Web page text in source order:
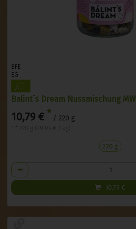
BFE
EG
Balint´s Dream Nussmischung MW
10,79 € * / 220 g
220 g
Anzahl
10,79 €